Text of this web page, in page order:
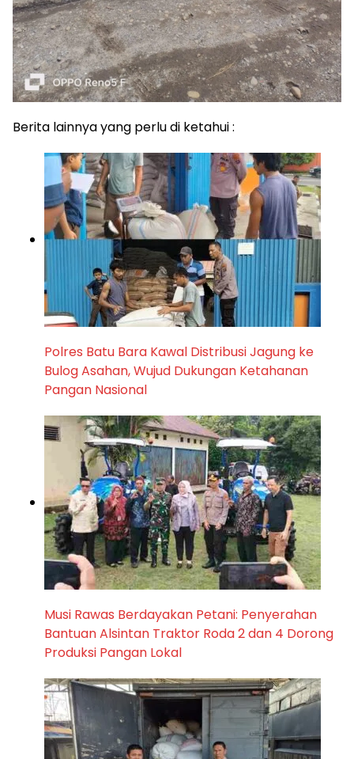
Berita lainnya yang perlu di ketahui :
Polres Batu Bara Kawal Distribusi Jagung ke
Bulog Asahan, Wujud Dukungan Ketahanan
Pangan Nasional
Musi Rawas Berdayakan Petani: Penyerahan
Bantuan Alsintan Traktor Roda 2 dan 4 Dorong
Produksi Pangan Lokal